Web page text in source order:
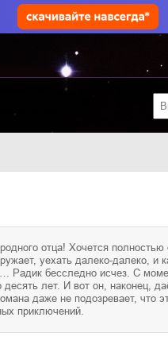
приключений.